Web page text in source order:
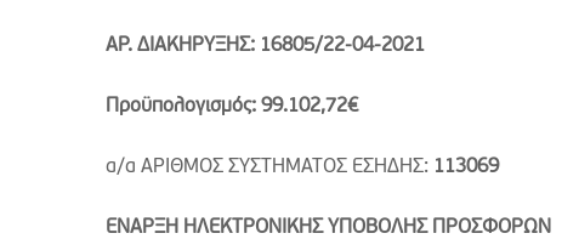
ΑΡ. ΔΙΑΚΗΡΥΞΗΣ: 16805/22-04-2021
Προϋπολογισμός: 99.102,72€
α/α ΑΡΙΘΜΟΣ ΣΥΣΤΗΜΑΤΟΣ ΕΣΗΔΗΣ: 113069
ΕΝΑΡΞΗ ΗΛΕΚΤΡΟΝΙΚΗΣ ΥΠΟΒΟΛΗΣ ΠΡΟΣΦΟΡΩΝ